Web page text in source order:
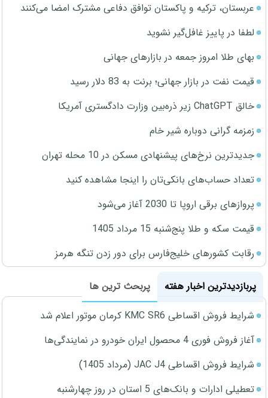
عربستان، ترکیه و پاکستان توافق دفاعی مشترک امضا می‌کنند
لطفا در پاییز غافل‌گیر نشوید
بهای طلا امروز جمعه در بازارهای جهانی
قیمت نفت در بازار جهانی؛ برنت به 83 دلار رسید
خالق ChatGPT زیر ذره‌بین وزارت دادگستری آمریکا
زمزمه گرانی دوباره شیر خام
جدیدترین نرخ‌های پیشنهادی مسکن در 10 محله تهران
تعداد حساب‌های بانکی‌تان را اینجا مشاهده کنید
پروازهای برقی اروپا تا 2030 آغاز می‌شود
قیمت سکه و طلا پنج‌شنبه 15 مرداد 1405
رقابت کشورهای خلیج‌فارس برای دور زدن تنگه هرمز
پربازدیدترین اخبار هفته
پربحث ترین ها
شرایط فروش اقساطی KMC SR6 کرمان موتور اعلام شد
آغاز فروش فوری 4 محصول ایران خودرو در نمایندگی‌ها
شرایط فروش اقساطی JAC J4 (مرداد 1405)
تعطیلی ادارات و بانک‌های 5 استان در روز چهارشنبه